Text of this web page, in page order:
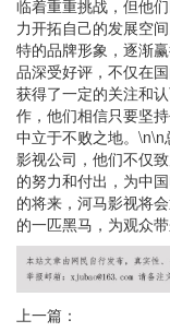
临着重重挑战，但他
力开拓自己的发展空
特的品牌形象，逐渐
品深受好评，不仅在
获得了一定的关注和
作，他们相信只要坚
中立于不败之地。
影视公司，他们不仅
的努力和付出，为中
的将来，河马影视将
的一匹黑马，为观众
上一篇：